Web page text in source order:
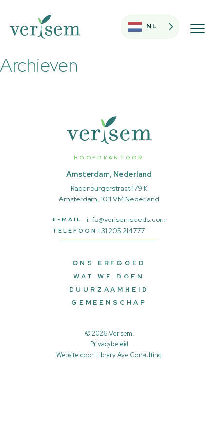
NL
Archieven
HOOFDKANTOOR
Amsterdam, Nederland
Rapenburgerstraat 179 K
Amsterdam, 1011 VM Nederland
E-MAIL info@verisemseeds.com
TELEFOON +31 205 214777
ONS ERFGOED
WAT WE DOEN
DUURZAAMHEID
GEMEENSCHAP
© 2026 Verisem.
Privacybeleid
Website door Library Ave Consulting